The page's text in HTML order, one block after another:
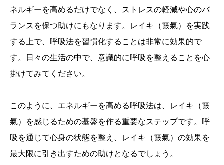
ネルギーを高めるだけでなく、ストレスの軽減や心のバ
ランスを保つ助けにもなります。レイキ（靈氣）を実践
する上で、呼吸法を習慣化することは非常に効果的で
す。日々の生活の中で、意識的に呼吸を整えることを心
掛けてみてください。
このように、エネルギーを高める呼吸法は、レイキ（靈
氣）を感じるための基盤を作る重要なステップです。呼
吸を通じて心身の状態を整え、レイキ（靈氣）の効果を
最大限に引き出すための助けとなるでしょう。